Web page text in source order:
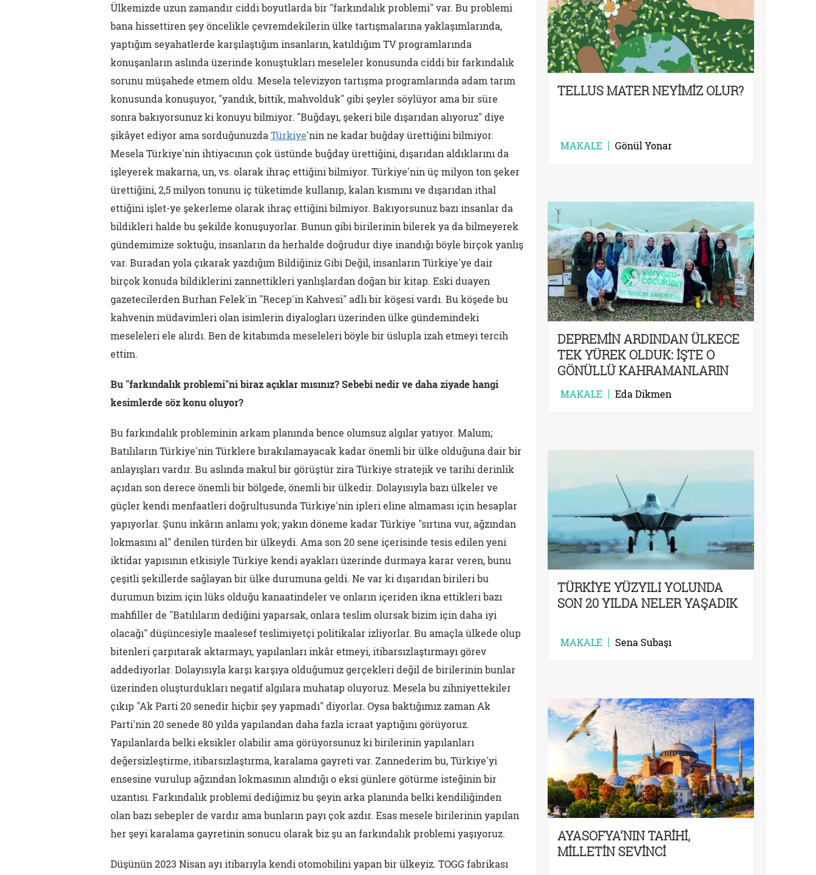
Ülkemizde uzun zamandır ciddi boyutlarda bir "farkındalık problemi" var. Bu problemi
bana hissettiren şey öncelikle çevremdekilerin ülke tartışmalarına yaklaşımlarında,
yaptığım seyahatlerde karşılaştığım insanların, katıldığım TV programlarında
konuşanların aslında üzerinde konuştukları meseleler konusunda ciddi bir farkındalık
sorunu müşahede etmem oldu. Mesela televizyon tartışma programlarında adam tarım
konusunda konuşuyor, "yandık, bittik, mahvolduk" gibi şeyler söylüyor ama bir süre
sonra bakıyorsunuz ki konuyu bilmiyor. "Buğdayı, şekeri bile dışarıdan alıyoruz" diye
şikâyet ediyor ama sorduğunuzda Türkiye'nin ne kadar buğday ürettiğini bilmiyor.
Mesela Türkiye'nin ihtiyacının çok üstünde buğday ürettiğini, dışarıdan aldıklarını da
işleyerek makarna, un, vs. olarak ihraç ettiğini bilmiyor. Türkiye'nin üç milyon ton şeker
ürettiğini, 2,5 milyon tonunu iç tüketimde kullanıp, kalan kısmını ve dışarıdan ithal
ettiğini işlet-ye şekerleme olarak ihraç ettiğini bilmiyor. Bakıyorsunuz bazı insanlar da
bildikleri halde bu şekilde konuşuyorlar. Bunun gibi birilerinin bilerek ya da bilmeyerek
gündemimize soktuğu, insanların da herhalde doğrudur diye inandığı böyle birçok yanlış
var. Buradan yola çıkarak yazdığım Bildiğiniz Gibi Değil, insanların Türkiye'ye dair
birçok konuda bildiklerini zannettikleri yanlışlardan doğan bir kitap. Eski duayen
gazetecilerden Burhan Felek'in "Recep'in Kahvesi" adlı bir köşesi vardı. Bu köşede bu
kahvenin müdavimleri olan isimlerin diyalogları üzerinden ülke gündemindeki
meseleleri ele alırdı. Ben de kitabımda meseleleri böyle bir üslupla izah etmeyi tercih
ettim.
Bu "farkındalık problemi"ni biraz açıklar mısınız? Sebebi nedir ve daha ziyade hangi
kesimlerde söz konu oluyor?
Bu farkındalık probleminin arkam planında bence olumsuz algılar yatıyor. Malum;
Batılıların Türkiye'nin Türklere bırakılamayacak kadar önemli bir ülke olduğuna dair bir
anlayışları vardır. Bu aslında makul bir görüştür zira Türkiye stratejik ve tarihi derinlik
açıdan son derece önemli bir bölgede, önemli bir ülkedir. Dolayısıyla bazı ülkeler ve
güçler kendi menfaatleri doğrultusunda Türkiye'nin ipleri eline almaması için hesaplar
yapıyorlar. Şunu inkârın anlamı yok; yakın döneme kadar Türkiye "sırtına vur, ağzından
lokmasını al" denilen türden bir ülkeydi. Ama son 20 sene içerisinde tesis edilen yeni
iktidar yapısının etkisiyle Türkiye kendi ayakları üzerinde durmaya karar veren, bunu
çeşitli şekillerde sağlayan bir ülke durumuna geldi. Ne var ki dışarıdan birileri bu
durumun bizim için lüks olduğu kanaatindeler ve onların içeriden ikna ettikleri bazı
mahfiller de "Batılıların dediğini yaparsak, onlara teslim olursak bizim için daha iyi
olacağı" düşüncesiyle maalesef teslimiyetçi politikalar izliyorlar. Bu amaçla ülkede olup
bitenleri çarpıtarak aktarmayı, yapılanları inkâr etmeyi, itibarsızlaştırmayı görev
addediyorlar. Dolayısıyla karşı karşıya olduğumuz gerçekleri değil de birilerinin bunlar
üzerinden oluşturdukları negatif algılara muhatap oluyoruz. Mesela bu zihniyettekiler
çıkıp "Ak Parti 20 senedir hiçbir şey yapmadı" diyorlar. Oysa baktığımız zaman Ak
Parti'nin 20 senede 80 yılda yapılandan daha fazla icraat yaptığını görüyoruz.
Yapılanlarda belki eksikler olabilir ama görüyorsunuz ki birilerinin yapılanları
değersizleştirme, itibarsızlaştırma, karalama gayreti var. Zannederim bu, Türkiye'yi
ensesine vurulup ağzından lokmasının alındığı o eksi günlere götürme isteğinin bir
uzantısı. Farkındalık problemi dediğimiz bu şeyin arka planında belki kendiliğinden
olan bazı sebepler de vardır ama bunların payı çok azdır. Esas mesele birilerinin yapılan
her şeyi karalama gayretinin sonucu olarak biz şu an farkındalık problemi yaşıyoruz.
Düşünün 2023 Nisan ayı itibarıyla kendi otomobilini yapan bir ülkeyiz. TOGG fabrikası
TELLUS MATER NEYİMİZ OLUR?
MAKALE Gönül Yonar
DEPREMİN ARDINDAN ÜLKECE
TEK YÜREK OLDUK: İŞTE O
GÖNÜLLÜ KAHRAMANLARIN
HİKÂYELERİ
MAKALE Eda Dikmen
TÜRKİYE YÜZYILI YOLUNDA
SON 20 YILDA NELER YAŞADIK
MAKALE Sena Subaşı
AYASOFYA’NIN TARİHİ,
MİLLETİN SEVİNCİ